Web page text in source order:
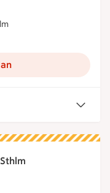
nu, stänger
är öppen nu,